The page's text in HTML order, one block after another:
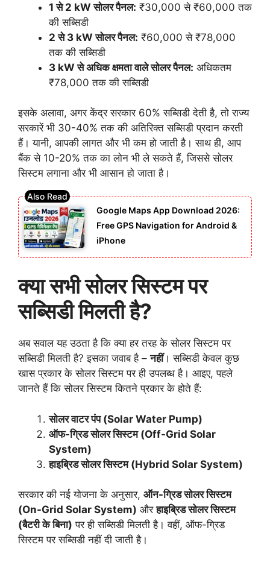
1 से 2 kW सोलर पैनल: ₹30,000 से ₹60,000 तक
की सब्सिडी
2 से 3 kW सोलर पैनल: ₹60,000 से ₹78,000
तक की सब्सिडी
3 kW से अधिक क्षमता वाले सोलर पैनल: अधिकतम
₹78,000 तक की सब्सिडी
इसके अलावा, अगर केंद्र सरकार 60% सब्सिडी देती है, तो राज्य
सरकारें भी 30-40% तक की अतिरिक्त सब्सिडी प्रदान करती
हैं। यानी, आपकी लागत और भी कम हो जाती है। साथ ही, आप
बैंक से 10-20% तक का लोन भी ले सकते हैं, जिससे सोलर
सिस्टम लगाना और भी आसान हो जाता है।
Google Maps App Download 2026:
Free GPS Navigation for Android &
iPhone
क्या सभी सोलर सिस्टम पर
सब्सिडी मिलती है?
अब सवाल यह उठता है कि क्या हर तरह के सोलर सिस्टम पर
सब्सिडी मिलती है? इसका जवाब है –नहीं। सब्सिडी केवल कुछ
खास प्रकार के सोलर सिस्टम पर ही उपलब्ध है। आइए, पहले
जानते हैं कि सोलर सिस्टम कितने प्रकार के होते हैं:
सोलर वाटर पंप (Solar Water Pump)
ऑफ-ग्रिड सोलर सिस्टम (Off-Grid Solar
System)
हाइब्रिड सोलर सिस्टम (Hybrid Solar System)
सरकार की नई योजना के अनुसार, ऑन-ग्रिड सोलर सिस्टम
(On-Grid Solar System) औरहाइब्रिड सोलर सिस्टम
(बैटरी के बिना) पर ही सब्सिडी मिलती है। वहीं, ऑफ-ग्रिड
सिस्टम पर सब्सिडी नहीं दी जाती है।